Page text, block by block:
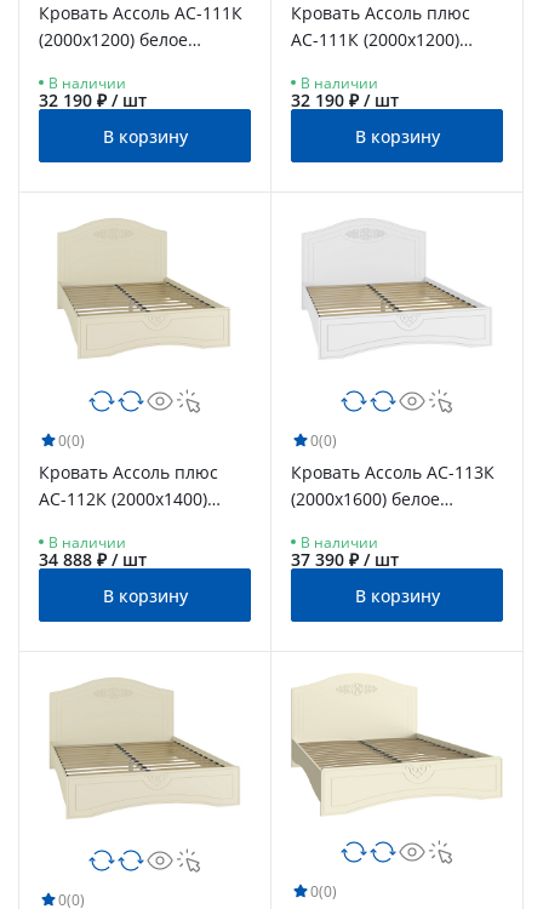
Кровать Ассоль АС-111К
(2000x1200) белое
В наличии
32 190 ₽ / шт
В корзину
Кровать Ассоль плюс
АС-111К (2000х1200)
В наличии
32 190 ₽ / шт
В корзину
0(0)
Кровать Ассоль плюс
АС-112К (2000х1400)
В наличии
34 888 ₽ / шт
В корзину
0(0)
Кровать Ассоль АС-113К
(2000x1600) белое
В наличии
37 390 ₽ / шт
В корзину
0(0) 0(0)